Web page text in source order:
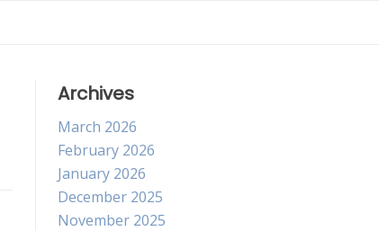
Archives
March 2026
February 2026
January 2026
December 2025
November 2025